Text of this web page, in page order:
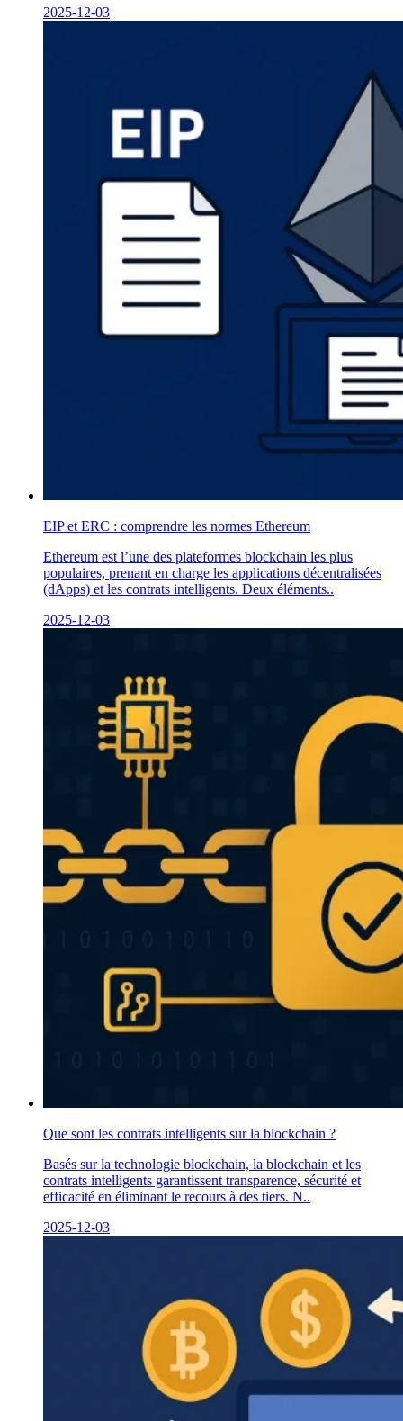
2025-12-03
EIP et ERC : comprendre les normes Ethereum
Ethereum est l’une des plateformes blockchain les plus
populaires, prenant en charge les applications décentralisées
(dApps) et les contrats intelligents. Deux éléments..
2025-12-03
Que sont les contrats intelligents sur la blockchain ?
Basés sur la technologie blockchain, la blockchain et les
contrats intelligents garantissent transparence, sécurité et
efficacité en éliminant le recours à des tiers. N..
2025-12-03